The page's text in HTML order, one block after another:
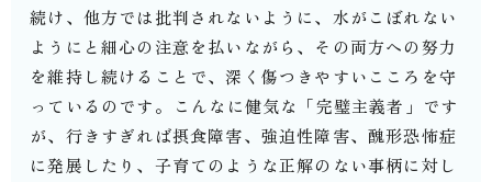
続け、他方では批判されないように、水がこぼれない
ようにと細心の注意を払いながら、その両方への努力
を維持し続けることで、深く傷つきやすいこころを守
っているのです。⁡こんなに健気な「完璧主義者」です
が、行きすぎれば摂食障害、強迫性障害、醜形恐怖症
に発展したり、子育てのような正解のない事柄に対し